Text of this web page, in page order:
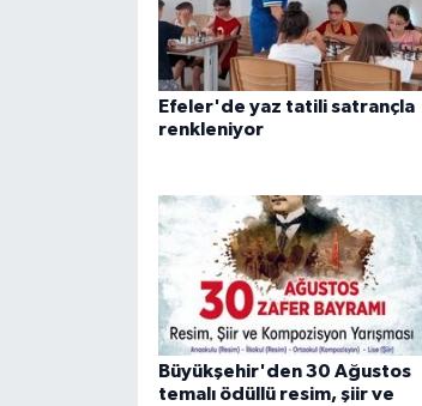
Efeler'de yaz tatili satrançla
renkleniyor
Büyükşehir'den 30 Ağustos
temalı ödüllü resim, şiir ve